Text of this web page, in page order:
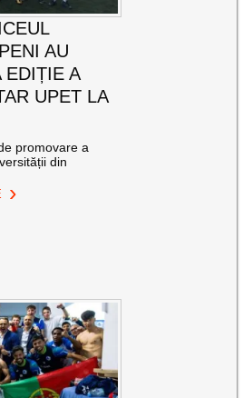
AU
EDIȚIE A
UPET LA
promovare a
din